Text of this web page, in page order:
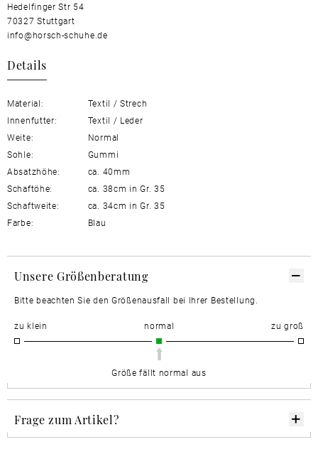
Hedelfinger Str 54
70327 Stuttgart
info@horsch-schuhe.de
Details
Material:
Textil / Strech
Innenfutter:
Textil / Leder
Weite:
Normal
Sohle:
Gummi
Absatzhöhe:
ca. 40mm
Schaftöhe:
ca. 38cm in Gr. 35
Schaftweite:
ca. 34cm in Gr. 35
Farbe:
Blau
Unsere Größenberatung
Bitte beachten Sie den Größenausfall bei Ihrer Bestellung.
zu klein normal zu groß
Größe fällt normal aus
Frage zum Artikel?